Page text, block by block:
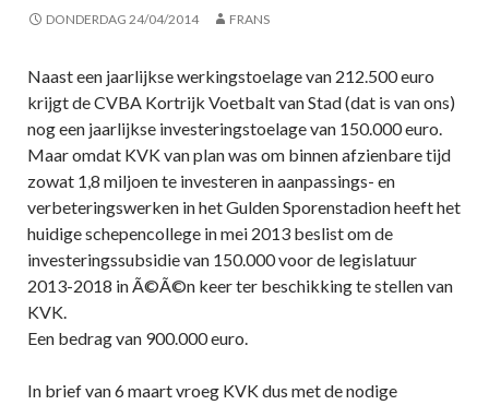
DONDERDAG 24/04/2014 FRANS
Naast een jaarlijkse werkingstoelage van 212.500 euro
krijgt de CVBA Kortrijk Voetbalt van Stad (dat is van ons)
nog een jaarlijkse investeringstoelage van 150.000 euro.
Maar omdat KVK van plan was om binnen afzienbare tijd
zowat 1,8 miljoen te investeren in aanpassings- en
verbeteringswerken in het Gulden Sporenstadion heeft het
huidige schepencollege in mei 2013 beslist om de
investeringssubsidie van 150.000 voor de legislatuur
2013-2018 in Ã©Ã©n keer ter beschikking te stellen van
KVK.
Een bedrag van 900.000 euro.
In brief van 6 maart vroeg KVK dus met de nodige